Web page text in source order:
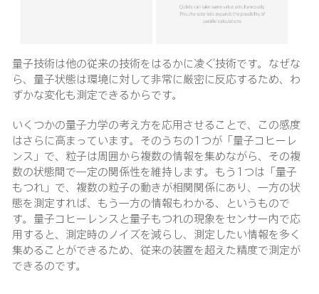
量子技術は他の従来の技術をはるかに凌ぐ技術です。なぜな
ら、量子状態は環境に対して非常に厳密に反応するため、わ
ずかな変化も測定できるからです。
いくつかの量子力学の考え方を応用させることで、この感度
はさらに高まっています。そのうちの1つが「量子コヒーレ
ンス」で、粒子は周囲から複数の情報を集めながら、その複
数の状態間で一定の関係性を維持します。もう1つは「量子
もつれ」で、複数の粒子の動きが相関関係にあり、一方の状
態を測定すれば、もう一方の情報もわかる、というもので
す。量子コヒーレンスと量子もつれの現象をセンサー内で応
用すると、測定時のノイズを減らし、測定したい情報を多く
集めることができるため、従来の装置を超えた精度で測定が
できるのです。